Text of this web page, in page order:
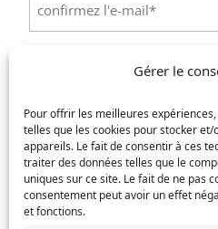
Gérer le
Pour offrir les meilleures
telles que les cookies pour stocker
appareils. Le fait de consentir à ces
traiter des données telles que le
uniques sur ce site. Le fait de ne pas
consentement peut avoir un effet
et fonctions.
un
e-
(Nécessaire)
Service concerné (Nécessaire)
Si votre demande concerne
de mariage, choisissez l'Etat-